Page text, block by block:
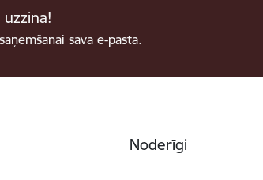
savā e-pastā.
Noderīgi